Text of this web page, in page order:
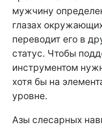
мужчину
глазах
переводит его в
статус. Чтобы
инструментом
хотя бы на
уровне.
Азы слесарных